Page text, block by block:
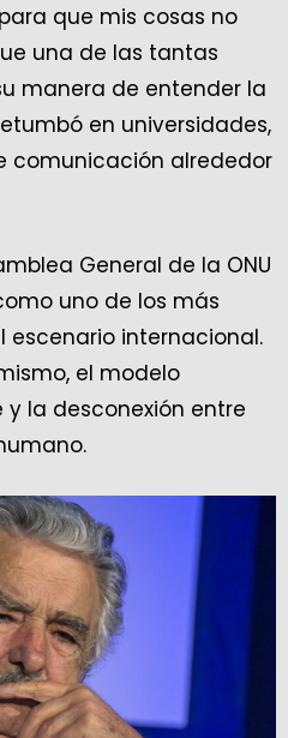
que mis cosas no
una de las tantas
manera de entender la
en universidades,
comunicación alrededor
General de la ONU
uno de los más
escenario internacional.
el modelo
la desconexión entre